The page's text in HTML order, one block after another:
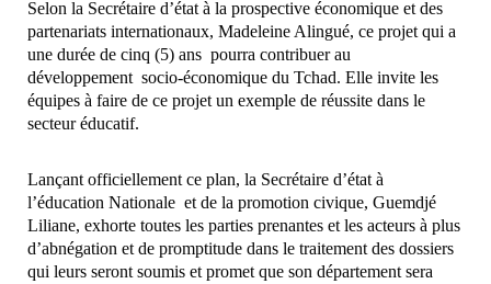
Selon la Secrétaire d’état à la prospective économique et des
partenariats internationaux, Madeleine Alingué, ce projet qui a
une durée de cinq (5) ans pourra contribuer au
développement socio-économique du Tchad. Elle invite les
équipes à faire de ce projet un exemple de réussite dans le
secteur éducatif.
Lançant officiellement ce plan, la Secrétaire d’état à
l’éducation Nationale et de la promotion civique, Guemdjé
Liliane, exhorte toutes les parties prenantes et les acteurs à plus
d’abnégation et de promptitude dans le traitement des dossiers
qui leurs seront soumis et promet que son département sera